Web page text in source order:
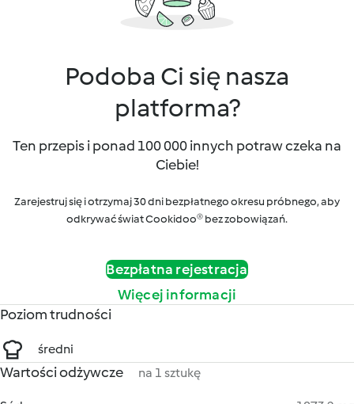
Podoba Ci się nasza
platforma?
Ten przepis i ponad 100 000 innych potraw czeka na
Ciebie!
Zarejestruj się i otrzymaj 30 dni bezpłatnego okresu próbnego, aby
odkrywać świat Cookidoo® bez zobowiązań.
Bezpłatna rejestracja
Więcej informacji
Poziom trudności
średni
Wartości odżywcze na 1 sztukę